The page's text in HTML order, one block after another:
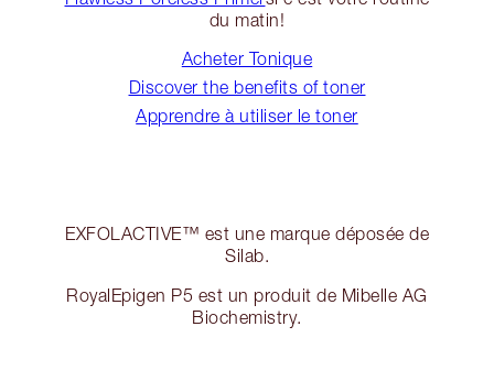
du matin!
Acheter Tonique
Discover the benefits of toner
Apprendre à utiliser le toner
EXFOLACTIVE™ est une marque déposée de
Silab.
RoyalEpigen P5 est un produit de Mibelle AG
Biochemistry.